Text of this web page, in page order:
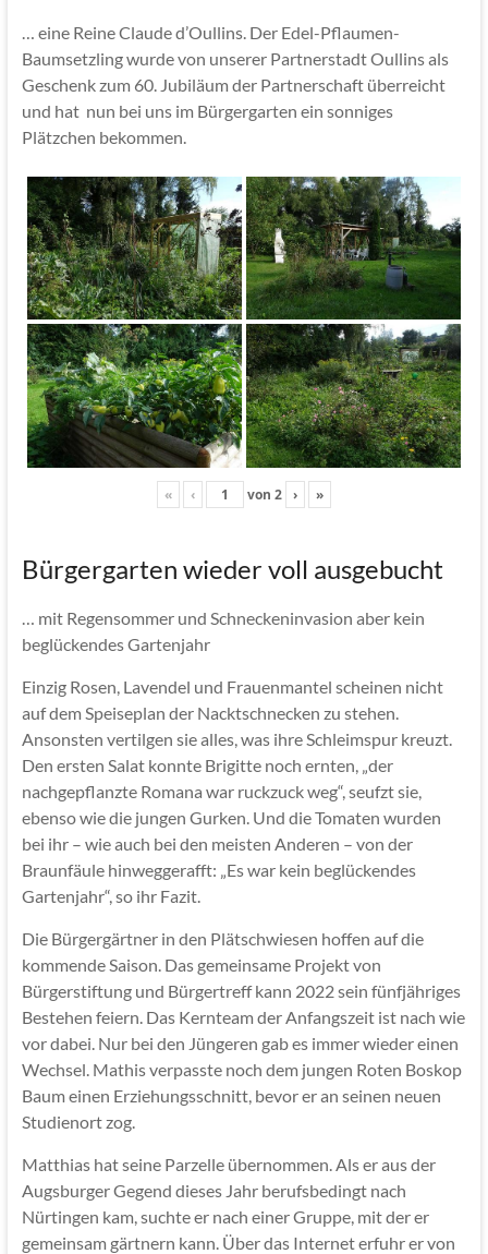
… eine Reine Claude d’Oullins. Der Edel-Pflaumen-
Baumsetzling wurde von unserer Partnerstadt Oullins als
Geschenk zum 60. Jubiläum der Partnerschaft überreicht
und hat nun bei uns im Bürgergarten ein sonniges
Plätzchen bekommen.
« ‹ von 2 › »
Bürgergarten wieder voll ausgebucht
… mit Regensommer und Schneckeninvasion aber kein
beglückendes Gartenjahr
Einzig Rosen, Lavendel und Frauenmantel scheinen nicht
auf dem Speiseplan der Nacktschnecken zu stehen.
Ansonsten vertilgen sie alles, was ihre Schleimspur kreuzt.
Den ersten Salat konnte Brigitte noch ernten, „der
nachgepflanzte Romana war ruckzuck weg“, seufzt sie,
ebenso wie die jungen Gurken. Und die Tomaten wurden
bei ihr – wie auch bei den meisten Anderen – von der
Braunfäule hinweggerafft: „Es war kein beglückendes
Gartenjahr“, so ihr Fazit.
Die Bürgergärtner in den Plätschwiesen hoffen auf die
kommende Saison. Das gemeinsame Projekt von
Bürgerstiftung und Bürgertreff kann 2022 sein fünfjähriges
Bestehen feiern. Das Kernteam der Anfangszeit ist nach wie
vor dabei. Nur bei den Jüngeren gab es immer wieder einen
Wechsel. Mathis verpasste noch dem jungen Roten Boskop
Baum einen Erziehungsschnitt, bevor er an seinen neuen
Studienort zog.
Matthias hat seine Parzelle übernommen. Als er aus der
Augsburger Gegend dieses Jahr berufsbedingt nach
Nürtingen kam, suchte er nach einer Gruppe, mit der er
gemeinsam gärtnern kann. Über das Internet erfuhr er von